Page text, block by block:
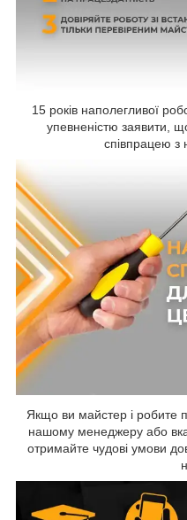
15 років наполегливої
упевненістю заявити,
співпрацею з
Якщо ви майстер і робите
нашому менеджеру або
отримайте чудові умови